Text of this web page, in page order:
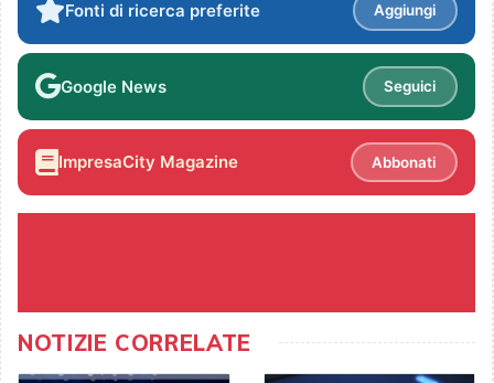
Fonti di ricerca preferite Aggiungi
Google News Seguici
ImpresaCity Magazine Abbonati
NOTIZIE CORRELATE